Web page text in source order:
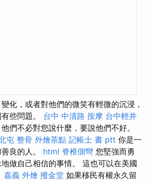
化，或者對他們的微笑有輕微的沉浸，
些問題。 台中 中清路 按摩 台中輕井
他們不必對您說什麼，要說他們不好。
屯 整骨 外燴茶點 記帳士 書 ptt 你是一
良的人。 html 脊椎側彎 您堅強而勇
做自己相信的事情。 這也可以在美國
嘉義 外燴 撥金堂 如果移民有權永久留